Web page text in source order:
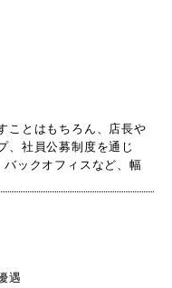
ことはもちろん、店長や
、社員公募制度を通じ
ックオフィスなど、幅
遇